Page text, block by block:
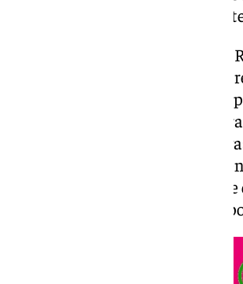
movimiento como un ‘ajuste
El ya ex secretario general,
publicaciones recientes,
del partido correspondientes al
en medios de comunicación y
de supuestos «sobresueldos»
de dinero público por su
acusaciones el partido
los cuales estaban amparados